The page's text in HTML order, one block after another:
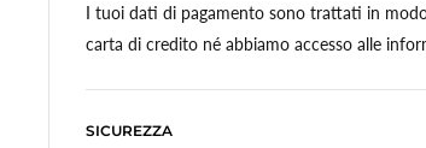
I tuoi dati di pagamento sono trattati in
carta di credito né abbiamo accesso alle
SICUREZZA